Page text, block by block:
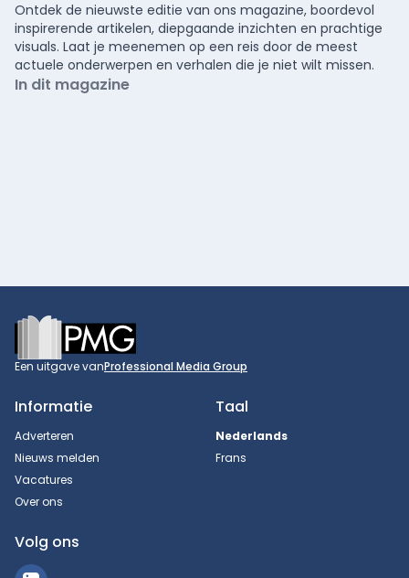
Ontdek de nieuwste editie van ons magazine, boordevol
inspirerende artikelen, diepgaande inzichten en prachtige
visuals. Laat je meenemen op een reis door de meest
actuele onderwerpen en verhalen die je niet wilt missen.
In dit magazine
Footer
Een uitgave vanProfessional Media Group
Informatie
Adverteren
Nieuws melden
Vacatures
Over ons
Taal
Nederlands
Frans
Volg ons